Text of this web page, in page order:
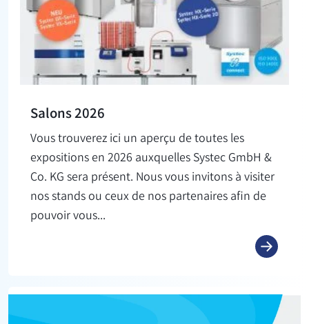
Salons 2026
Vous trouverez ici un aperçu de toutes les
expositions en 2026 auxquelles Systec GmbH &
Co. KG sera présent. Nous vous invitons à visiter
nos stands ou ceux de nos partenaires afin de
pouvoir vous...